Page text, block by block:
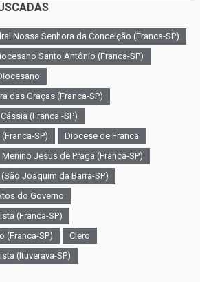
Nossa Senhora da Conceição (Franca-SP)
Santo Antônio (Franca-SP)
das Graças (Franca-SP)
(Franca -SP)
SP)
Diocese de Franca
Menino Jesus de Praga (Franca-SP)
Joaquim da Barra-SP)
do Governo
(Franca-SP)
(Franca-SP)
Clero
(Ituverava-SP)